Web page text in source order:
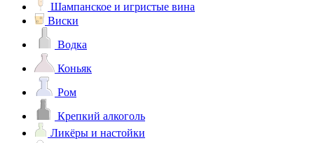
Шампанское и игристые вина
Виски
Водка
Коньяк
Ром
Крепкий алкоголь
Ликёры и настойки